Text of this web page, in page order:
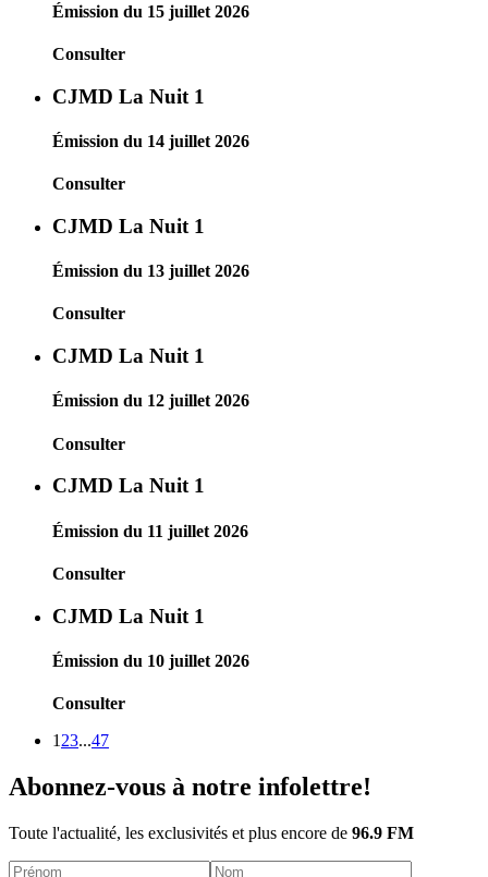
Émission du 15 juillet 2026
Consulter
CJMD La Nuit 1
Émission du 14 juillet 2026
Consulter
CJMD La Nuit 1
Émission du 13 juillet 2026
Consulter
CJMD La Nuit 1
Émission du 12 juillet 2026
Consulter
CJMD La Nuit 1
Émission du 11 juillet 2026
Consulter
CJMD La Nuit 1
Émission du 10 juillet 2026
Consulter
1 23...47
Abonnez-vous à notre infolettre!
Toute l'actualité, les exclusivités et plus encore de 96.9 FM